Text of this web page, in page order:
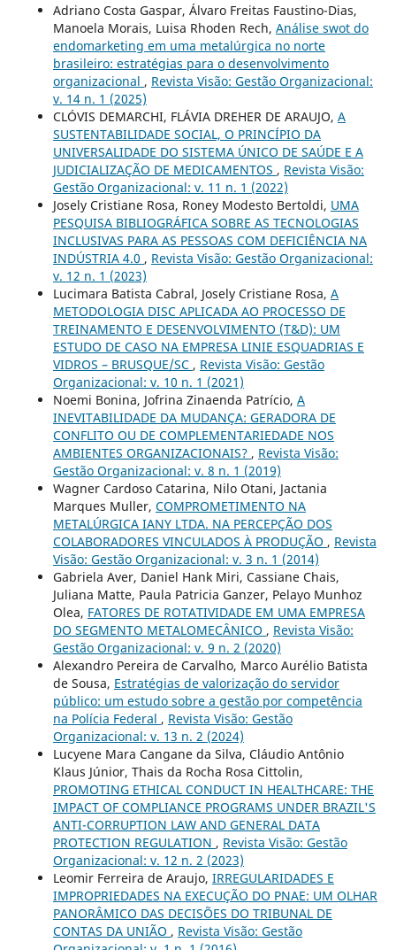
Adriano Costa Gaspar, Álvaro Freitas Faustino-Dias,
Manoela Morais, Luisa Rhoden Rech, Análise swot do
endomarketing em uma metalúrgica no norte
brasileiro: estratégias para o desenvolvimento
organizacional , Revista Visão: Gestão Organizacional:
v. 14 n. 1 (2025)
CLÓVIS DEMARCHI, FLÁVIA DREHER DE ARAUJO, A
SUSTENTABILIDADE SOCIAL, O PRINCÍPIO DA
UNIVERSALIDADE DO SISTEMA ÚNICO DE SAÚDE E A
JUDICIALIZAÇÃO DE MEDICAMENTOS , Revista Visão:
Gestão Organizacional: v. 11 n. 1 (2022)
Josely Cristiane Rosa, Roney Modesto Bertoldi, UMA
PESQUISA BIBLIOGRÁFICA SOBRE AS TECNOLOGIAS
INCLUSIVAS PARA AS PESSOAS COM DEFICIÊNCIA NA
INDÚSTRIA 4.0 , Revista Visão: Gestão Organizacional:
v. 12 n. 1 (2023)
Lucimara Batista Cabral, Josely Cristiane Rosa, A
METODOLOGIA DISC APLICADA AO PROCESSO DE
TREINAMENTO E DESENVOLVIMENTO (T&D): UM
ESTUDO DE CASO NA EMPRESA LINIE ESQUADRIAS E
VIDROS – BRUSQUE/SC , Revista Visão: Gestão
Organizacional: v. 10 n. 1 (2021)
Noemi Bonina, Jofrina Zinaenda Patrício, A
INEVITABILIDADE DA MUDANÇA: GERADORA DE
CONFLITO OU DE COMPLEMENTARIEDADE NOS
AMBIENTES ORGANIZACIONAIS? , Revista Visão:
Gestão Organizacional: v. 8 n. 1 (2019)
Wagner Cardoso Catarina, Nilo Otani, Jactania
Marques Muller, COMPROMETIMENTO NA
METALÚRGICA IANY LTDA. NA PERCEPÇÃO DOS
COLABORADORES VINCULADOS À PRODUÇÃO , Revista
Visão: Gestão Organizacional: v. 3 n. 1 (2014)
Gabriela Aver, Daniel Hank Miri, Cassiane Chais,
Juliana Matte, Paula Patricia Ganzer, Pelayo Munhoz
Olea, FATORES DE ROTATIVIDADE EM UMA EMPRESA
DO SEGMENTO METALOMECÂNICO , Revista Visão:
Gestão Organizacional: v. 9 n. 2 (2020)
Alexandro Pereira de Carvalho, Marco Aurélio Batista
de Sousa, Estratégias de valorização do servidor
público: um estudo sobre a gestão por competência
na Polícia Federal , Revista Visão: Gestão
Organizacional: v. 13 n. 2 (2024)
Lucyene Mara Cangane da Silva, Cláudio Antônio
Klaus Júnior, Thais da Rocha Rosa Cittolin,
PROMOTING ETHICAL CONDUCT IN HEALTHCARE: THE
IMPACT OF COMPLIANCE PROGRAMS UNDER BRAZIL'S
ANTI-CORRUPTION LAW AND GENERAL DATA
PROTECTION REGULATION , Revista Visão: Gestão
Organizacional: v. 12 n. 2 (2023)
Leomir Ferreira de Araujo, IRREGULARIDADES E
IMPROPRIEDADES NA EXECUÇÃO DO PNAE: UM OLHAR
PANORÂMICO DAS DECISÕES DO TRIBUNAL DE
CONTAS DA UNIÃO , Revista Visão: Gestão